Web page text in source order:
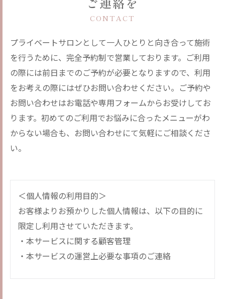
CONTACT
プライベートサロンとして一人ひとりと向き合って施術
を行うために、完全予約制で営業しております。ご利用
の際には前日までのご予約が必要となりますので、利用
をお考えの際にはぜひお問い合わせください。ご予約や
お問い合わせはお電話や専用フォームからお受けしてお
ります。初めてのご利用でお悩みに合ったメニューがわ
からない場合も、お問い合わせにて気軽にご相談くださ
い。
＜個人情報の利用目的＞
お客様よりお預かりした個人情報は、以下の目的に
限定し利用させていただきます。
・本サービスに関する顧客管理
・本サービスの運営上必要な事項のご連絡